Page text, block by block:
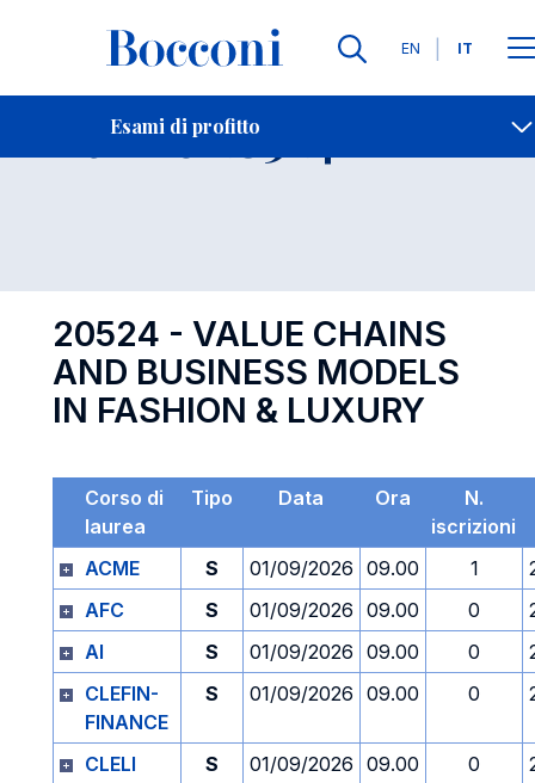
Lingue
EN IT
Esami di profitto
Contatti
Esame 20524 Open
20524 - VALUE CHAINS
AND BUSINESS MODELS
IN FASHION & LUXURY
Corso di
laurea
Tipo Data Ora
N.
iscrizioni
ACME S 01/09/2026 09.00 1
AFC
S 01/09/2026 09.00 0
AI
S 01/09/2026 09.00 0
CLEFIN-
FINANCE
S 01/09/2026 09.00 0
CLELI S 01/09/2026 09.00 0